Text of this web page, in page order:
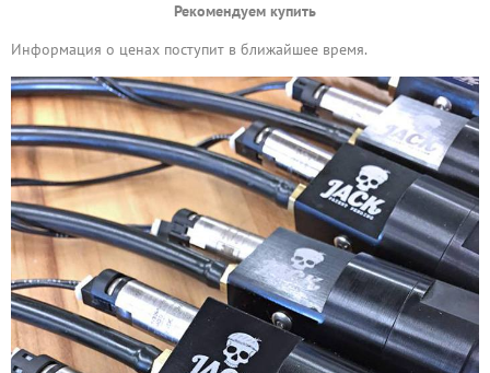
Рекомендуем купить
Информация о ценах поступит в ближайшее время.